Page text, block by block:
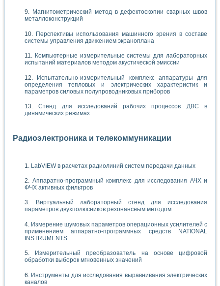
Магнитометрический метод в дефектоскопии сварных швов
металлоконструкций
Перспективы использования машинного зрения в составе
системы управления движением экраноплана
Компьютерные измерительные системы для лабораторных
испытаний материалов методом акустической эмиссии
Испытательно-измерительный комплекс аппаратуры для
определения тепловых и электрических характеристик и
параметров силовых полупроводниковых приборов
Стенд для исследований рабочих процессов ДВС в
динамических режимах
Радиоэлектроника и телекоммуникации
LabVIEW в расчетах радиолиний систем передачи данных
Аппаратно-программный комплекс для исследования АЧХ и
ФЧХ активных фильтров
Виртуальный лабораторный стенд для исследования
параметров двухполюсников резонансным методом
Измерение шумовых параметров операционных усилителей с
применением аппаратно-программных средств NATIONAL
INSTRUMENTS
Измерительный преобразователь на основе цифровой
обработки выборок мгновенных значений
Инструменты для исследования выравнивания электрических
каналов